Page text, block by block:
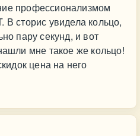
профессионализмом
В сторис увидела кольцо,
пару секунд, и вот
мне такое же кольцо!
цена на него